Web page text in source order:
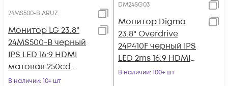
24MS500-B.ARUZ
Монитор LG 23.8"
24MS500-B черный
IPS LED 16:9 HDMI
матовая 250cd
178гр/178гр 1920x1080
В наличии: 10+ шт
DM24SG03
Монитор Digma
23.8" Overdrive
24P410F черный IPS
LED 2ms 16:9 HDMI
матовая 300cd
В наличии: 100+ шт